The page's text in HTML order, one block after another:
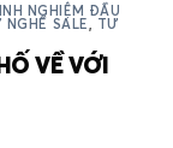
NGHIỆM ĐẦU
NGHỀ SALE TƯ
VỀ VỚI